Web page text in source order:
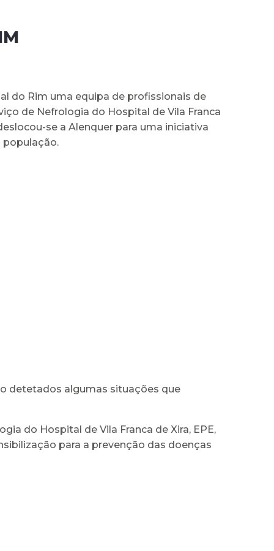
do Rim uma equipa de profissionais de
de Nefrologia do Hospital de Vila Franca
se a Alenquer para uma iniciativa
população.
detetados algumas situações que
do Hospital de Vila Franca de Xira, EPE,
para a prevenção das doenças